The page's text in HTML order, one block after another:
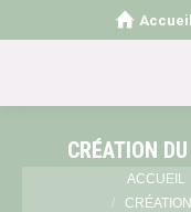
CRÉATION
Vous êtes ici :ACCUEIL